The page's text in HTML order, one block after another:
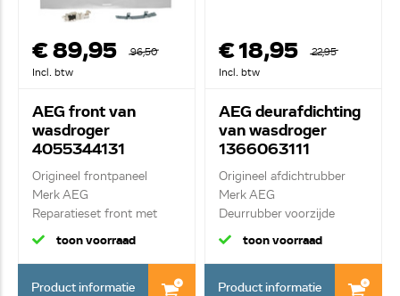
€ 89,95
96,50
Incl. btw
AEG front van
wasdroger
4055344131
Origineel frontpaneel
Merk AEG
Reparatieset front met
scha...
toon voorraad
Product informatie
€ 18,95
22,95
Incl. btw
AEG deurafdichting
van wasdroger
1366063111
Origineel afdichtrubber
Merk AEG
Deurrubber voorzijde
toon voorraad
Product informatie